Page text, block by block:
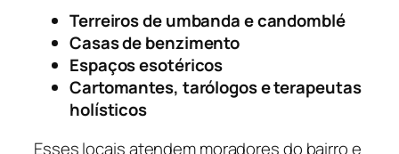
Terreiros de umbanda e candomblé
Casas de benzimento
Espaços esotéricos
Cartomantes, tarólogos e terapeutas
holísticos
Esses locais atendem moradores do bairro e